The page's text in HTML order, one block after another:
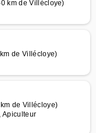
km de Villécloye)
de Villécloye)
de Villécloye)
Apiculteur